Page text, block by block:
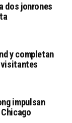
dos jonrones
y completan
visitantes
impulsan